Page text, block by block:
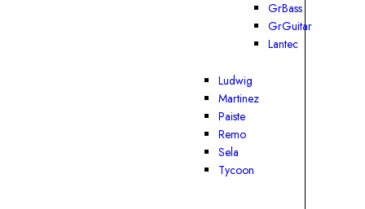
GrBass
GrGuitar
Lantec
Ludwig
Martinez
Paiste
Remo
Sela
Tycoon